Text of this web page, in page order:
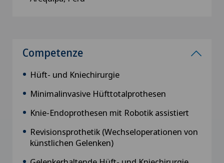
Competenze
Hüft- und Kniechirurgie
Minimalinvasive Hüfttotalprothesen
Knie-Endoprothesen mit Robotik assistiert
Revisionsprothetik (Wechseloperationen von
künstlichen Gelenken)